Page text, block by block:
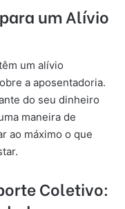
um Alívio
um alívio
a aposentadoria.
do seu dinheiro
maneira de
ao máximo o que
Coletivo: